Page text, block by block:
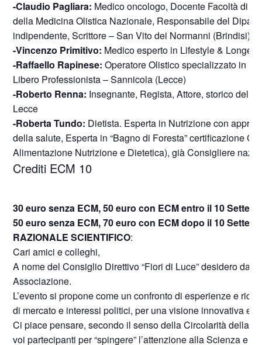
-Claudio Pagliara: Medico oncologo, Docente Facoltà di
della Medicina Olistica Nazionale, Responsabile del
indipendente, Scrittore – San Vito dei Normanni (Brindisi)
-Vincenzo Primitivo: Medico esperto in Lifestyle &
-Raffaello Rapinese: Operatore Olistico specializzato in
Libero Professionista – Sannicola (Lecce)
-Roberto Renna: Insegnante, Regista, Attore, storico del
Lecce
-Roberta Tundo: Dietista. Esperta in Nutrizione con
della salute, Esperta in “Bagno di Foresta” certificazione
Alimentazione Nutrizione e Dietetica), già Consigliere
Crediti ECM 10
30 euro senza ECM, 50 euro con ECM entro il 10
50 euro senza ECM, 70 euro con ECM dopo il 10
RAZIONALE SCIENTIFICO:
Cari amici e colleghi,
A nome del Consiglio Direttivo “Fiori di Luce” desidero
Associazione.
L’evento si propone come un confronto di esperienze e
di mercato e interessi politici, per una visione innovativa e
Ci piace pensare, secondo il senso della Circolarità della
voi partecipanti per “spingere” l’attenzione alla Scienza e